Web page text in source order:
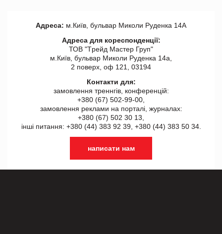
Адреса: м.Київ, бульвар Миколи Руденка 14А
Адреса для кореспонденції:
ТОВ "Tрейд Мастер Груп"
м.Київ, бульвар Миколи Руденка 14а,
2 поверх, оф 121, 03194
Контакти для:
замовлення треннгів, конференцій:
+380 (67) 502-99-00,
замовлення реклами на порталі, журналах:
+380 (67) 502 30 13,
інші питання: +380 (44) 383 92 39, +380 (44) 383 50 34.
написати нам